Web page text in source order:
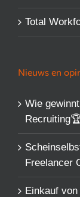
Total
Nieuws en
Wie
Freelancer
Einkauf